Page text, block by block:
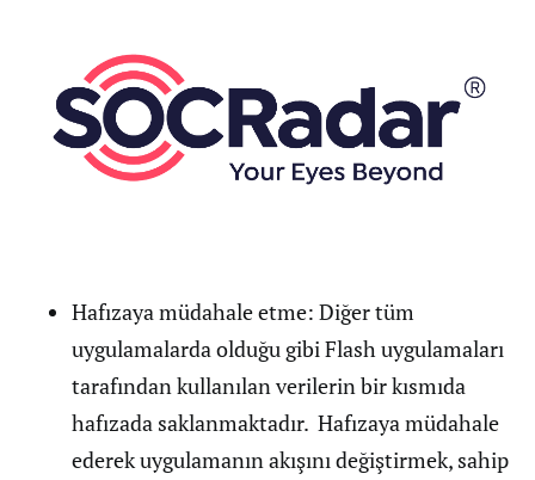
Hafızaya müdahale etme: Diğer tüm
uygulamalarda olduğu gibi Flash uygulamaları
tarafından kullanılan verilerin bir kısmıda
hafızada saklanmaktadır. Hafızaya müdahale
ederek uygulamanın akışını değiştirmek, sahip